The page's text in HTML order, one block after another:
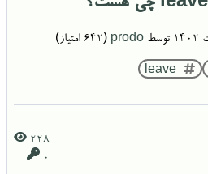
توسط prodo
(
642 امتیاز)
leave
228
0